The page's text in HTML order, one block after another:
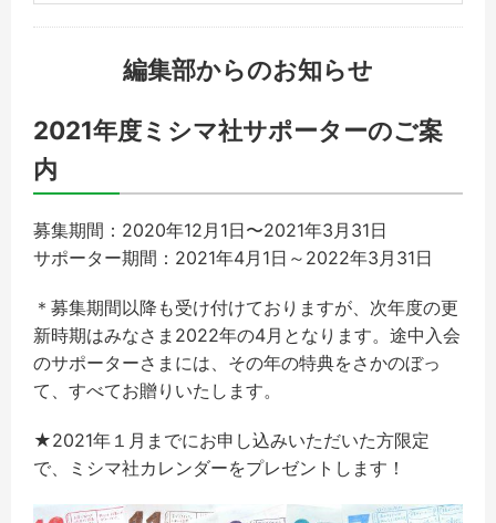
編集部からのお知らせ
2021年度ミシマ社サポーターのご案
内
募集期間：2020年12月1日〜2021年3月31日
サポーター期間：2021年4月1日～2022年3月31日
＊募集期間以降も受け付けておりますが、次年度の更
新時期はみなさま2022年の4月となります。途中入会
のサポーターさまには、その年の特典をさかのぼっ
て、すべてお贈りいたします。
★2021年１月までにお申し込みいただいた方限定
で、ミシマ社カレンダーをプレゼントします！